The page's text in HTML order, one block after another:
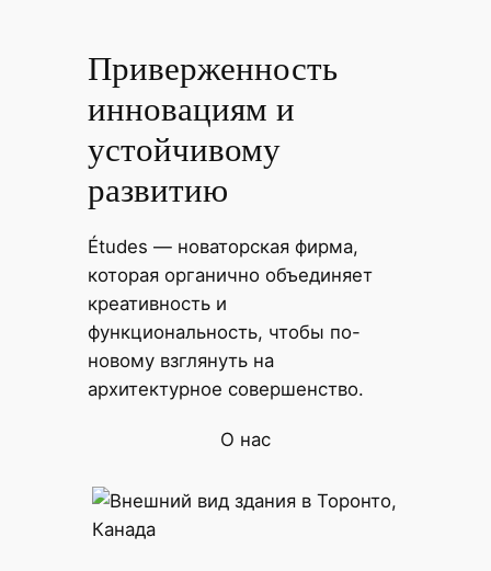
содержимомуПриверженность
инновациям и
устойчивому
развитию
Études — новаторская фирма,
которая органично объединяет
креативность и
функциональность, чтобы по-
новому взглянуть на
архитектурное совершенство.
О нас